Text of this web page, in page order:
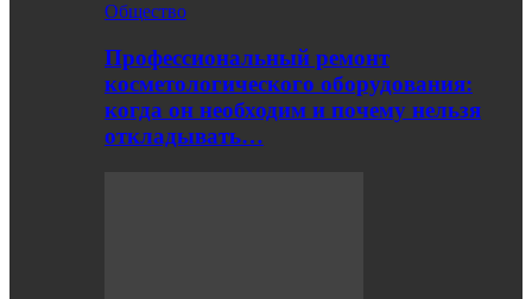
Общество
Профессиональный ремонт
косметологического оборудования:
когда он необходим и почему нельзя
откладывать…